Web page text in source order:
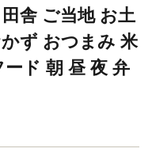
舎 ご当地 お土
ず おつまみ 米
ド 朝 昼 夜 弁